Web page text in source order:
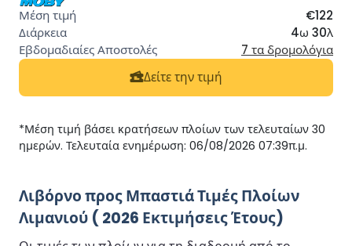
€122
4ω 30λ
7 τα δρομολόγια
Δείτε την τιμή
*Μέση τιμή βάσει κρατήσεων πλοίων των τελευταίων 30
ημερών. Τελευταία ενημέρωση: 06/08/2026 07:39π.μ.
Λιβόρνο προς Μπαστιά Τιμές Πλοίων
Λιμανιού ( 2026 Εκτιμήσεις Έτους)